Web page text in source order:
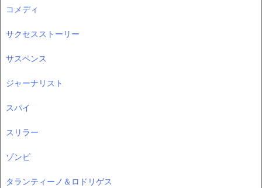
コメディ
サクセスストーリー
サスペンス
ジャーナリスト
スパイ
スリラー
ゾンビ
タランティーノ＆ロドリゲス